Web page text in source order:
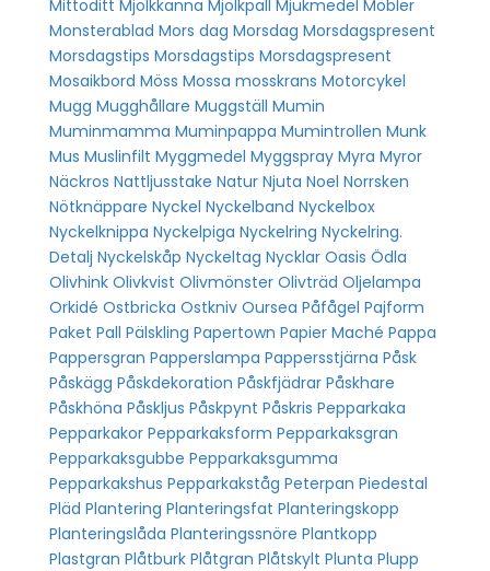
Mittoditt Mjölkkanna Mjölkpall Mjukmedel Möbler
Monsterablad Mors dag Morsdag Morsdagspresent
Morsdagstips Morsdagstips Morsdagspresent
Mosaikbord Möss Mossa mosskrans Motorcykel
Mugg Mugghållare Muggställ Mumin
Muminmamma Muminpappa Mumintrollen Munk
Mus Muslinfilt Myggmedel Myggspray Myra Myror
Näckros Nattljusstake Natur Njuta Noel Norrsken
Nötknäppare Nyckel Nyckelband Nyckelbox
Nyckelknippa Nyckelpiga Nyckelring Nyckelring.
Detalj Nyckelskåp Nyckeltag Nycklar Oasis Ödla
Olivhink Olivkvist Olivmönster Olivträd Oljelampa
Orkidé Ostbricka Ostkniv Oursea Påfågel Pajform
Paket Pall Pälskling Papertown Papier Maché Pappa
Pappersgran Papperslampa Pappersstjärna Påsk
Påskägg Påskdekoration Påskfjädrar Påskhare
Påskhöna Påskljus Påskpynt Påskris Pepparkaka
Pepparkakor Pepparkaksform Pepparkaksgran
Pepparkaksgubbe Pepparkaksgumma
Pepparkakshus Pepparkakståg Peterpan Piedestal
Pläd Plantering Planteringsfat Planteringskopp
Planteringslåda Planteringssnöre Plantkopp
Plastgran Plåtburk Plåtgran Plåtskylt Plunta Plupp